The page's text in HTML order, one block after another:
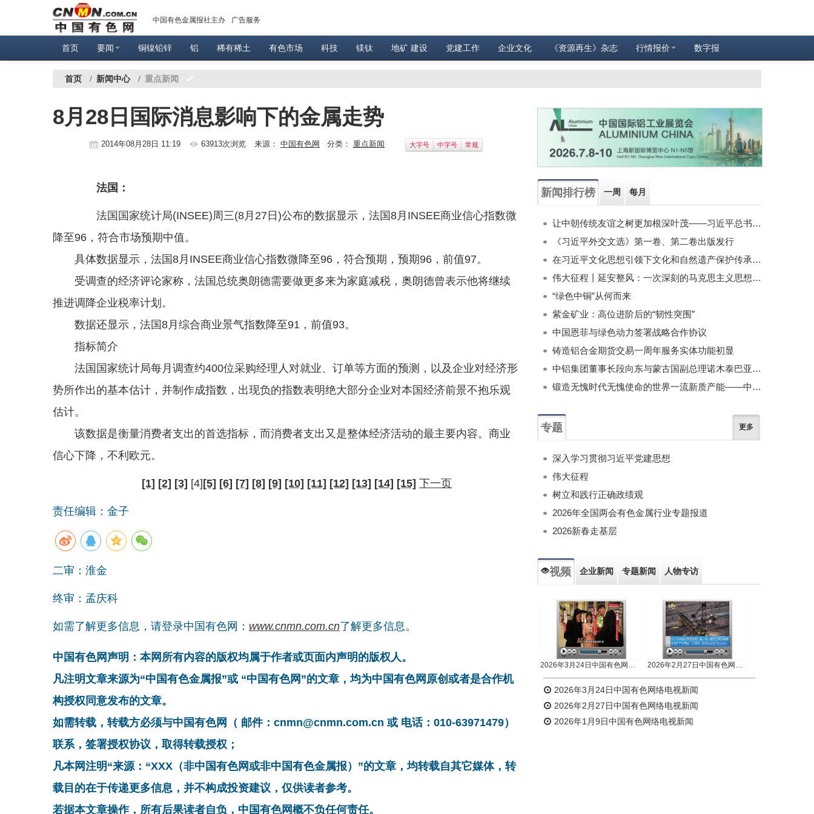
中国有色金属报社主办 广告服务
首页 要闻 铜镍铅锌 铝 稀有稀土 有色市场 科技 镁钛 地矿 建设 党建工作 企业文化 《资源再生》杂志 行情报价 数字报
首页 / 新闻中心 / 重点新闻
8月28日国际消息影响下的金属走势
2014年08月28日 11:19 63913次浏览 来源： 中国有色网 分类： 重点新闻 大字号 中字号 常规
法国：
法国国家统计局(INSEE)周三(8月27日)公布的数据显示，法国8月INSEE商业信心指数微
降至96，符合市场预期中值。
具体数据显示，法国8月INSEE商业信心指数微降至96，符合预期，预期96，前值97。
受调查的经济评论家称，法国总统奥朗德需要做更多来为家庭减税，奥朗德曾表示他将继续
推进调降企业税率计划。
数据还显示，法国8月综合商业景气指数降至91，前值93。
指标简介
法国国家统计局每月调查约400位采购经理人对就业、订单等方面的预测，以及企业对经济形
势所作出的基本估计，并制作成指数，出现负的指数表明绝大部分企业对本国经济前景不抱乐观
估计。
该数据是衡量消费者支出的首选指标，而消费者支出又是整体经济活动的最主要内容。商业
信心下降，不利欧元。
[1] [2] [3] [4][5] [6] [7] [8] [9] [10] [11] [12] [13] [14] [15] 下一页
责任编辑：金子
二审：淮金
终审：孟庆科
如需了解更多信息，请登录中国有色网： www.cnmn.com.cn了解更多信息。
中国有色网声明：本网所有内容的版权均属于作者或页面内声明的版权人。
凡注明文章来源为“中国有色金属报”或 “中国有色网”的文章，均为中国有色网原创或者是合作机
构授权同意发布的文章。
如需转载，转载方必须与中国有色网（ 邮件：cnmn@cnmn.com.cn 或 电话：010-63971479）
联系，签署授权协议，取得转载授权；
凡本网注明“来源：“XXX（非中国有色网或非中国有色金属报）”的文章，均转载自其它媒体，转
载目的在于传递更多信息，并不构成投资建议，仅供读者参考。
若据本文章操作，所有后果读者自负，中国有色网概不负任何责任。
新闻排行榜 一周 每月
让中朝传统友谊之树更加根深叶茂——习近平总书记对朝鲜进行国事访问纪实
《习近平外交文选》第一卷、第二卷出版发行
在习近平文化思想引领下文化和自然遗产保护传承利用工作开创新局面
伟大征程丨延安整风：一次深刻的马克思主义思想教育运动
“绿色中铜”从何而来
紫金矿业：高位进阶后的“韧性突围”
中国恩菲与绿色动力签署战略合作协议
铸造铝合金期货交易一周年服务实体功能初显
中铝集团董事长段向东与蒙古国副总理诺木泰巴亚尔举行会谈
锻造无愧时代无愧使命的世界一流新质产能——中国有色金属工业的战略应对与破局之道（二）
专题 更多
深入学习贯彻习近平党建思想
伟大征程
树立和践行正确政绩观
2026年全国两会有色金属行业专题报道
2026新春走基层
视频 企业新闻 专题新闻 人物专访
2026年3月24日中国有色网络电视新闻 2026年2月27日中国有色网络电视新闻
2026年3月24日中国有色网络电视新闻
2026年2月27日中国有色网络电视新闻
2026年1月9日中国有色网络电视新闻